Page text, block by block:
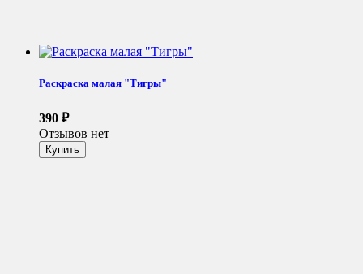
Раскраска малая "Тигры"
390 ₽
Отзывов нет